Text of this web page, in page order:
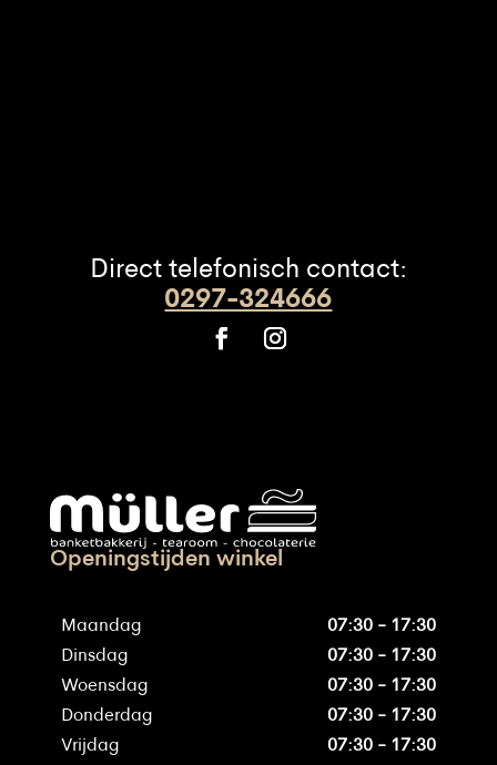
Direct telefonisch contact:
0297-324666
Openingstijden winkel
Maandag
07:30 - 17:30
Dinsdag
07:30 - 17:30
Woensdag
07:30 - 17:30
Donderdag
07:30 - 17:30
Vrijdag
07:30 - 17:30